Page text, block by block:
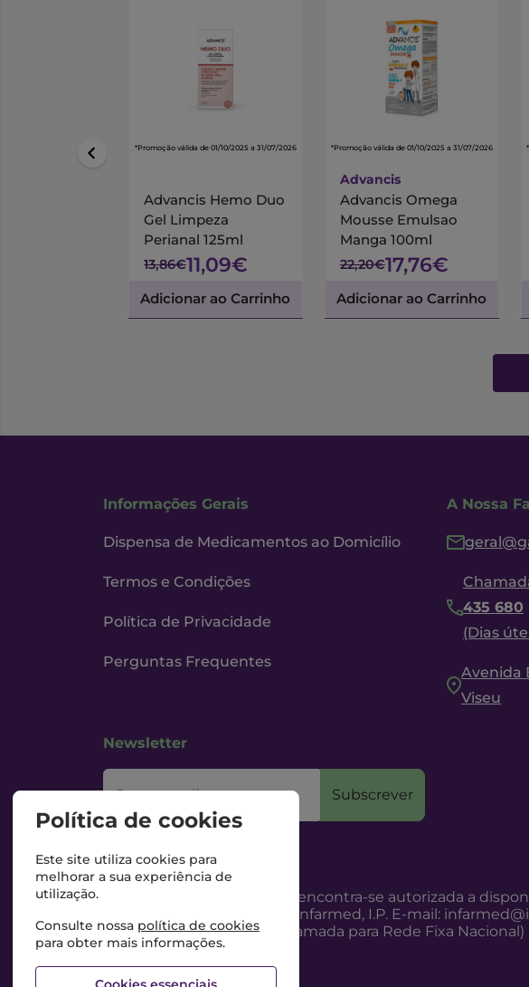
*Promoção válida de 01/10/2025 a 31/07/2026
Advancis Hemo Duo
Gel Limpeza
Perianal 125ml
13,86€11,09€
Adicionar ao Carrinho
*Promoção válida de 01/10/2025 a 31/07/2026
Advancis
Advancis Omega
Mousse Emulsao
Manga 100ml
22,20€17,76€
Adicionar ao Carrinho
Informações Gerais
Dispensa de Medicamentos ao Domicílio
Termos e Condições
Política de Privacidade
Perguntas Frequentes
A Nossa
435 680
(Dias
Avenida
Viseu
Newsletter
O seu email Subscrever
Esta Farmácia encontra-se autorizada a
Internet, pelo Infarmed, I.P. E-mail:
217987100 (Chamada para Rede Fixa Nacional)
Política de cookies
Este site utiliza cookies para
melhorar a sua experiência de
utilização.
Consulte nossa política de cookies
para obter mais informações.